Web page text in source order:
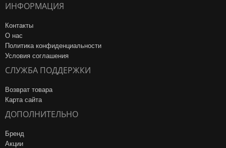
ИНФОРМАЦИЯ
Контакты
О нас
Политика конфиденциальности
Условия соглашения
СЛУЖБА ПОДДЕРЖКИ
Возврат товара
Карта сайта
ДОПОЛНИТЕЛЬНО
Бренд
Акции